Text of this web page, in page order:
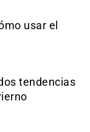
usar el
tendencias